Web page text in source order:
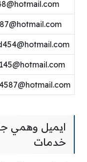
ايميل وهمي
خدمات